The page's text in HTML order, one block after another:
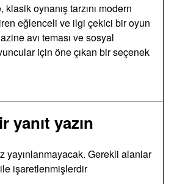
oynanış tarzını modern
eğlenceli ve ilgi çekici bir oyun
avı teması ve sosyal
için öne çıkan bir seçenek
yanıt yazın
yayınlanmayacak. Gerekli alanlar
işaretlenmişlerdir